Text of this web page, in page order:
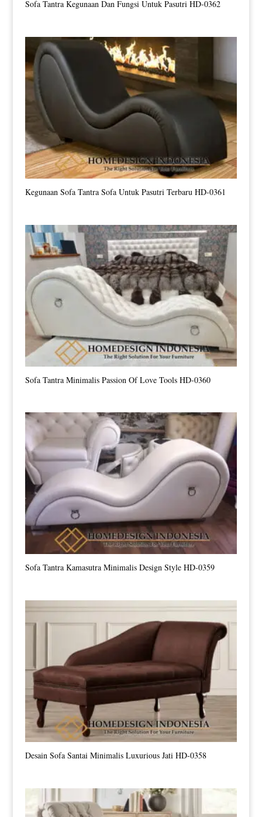
Sofa Tantra Kegunaan Dan Fungsi Untuk Pasutri HD-0362
Kegunaan Sofa Tantra Sofa Untuk Pasutri Terbaru HD-0361
Sofa Tantra Minimalis Passion Of Love Tools HD-0360
Sofa Tantra Kamasutra Minimalis Design Style HD-0359
Desain Sofa Santai Minimalis Luxurious Jati HD-0358